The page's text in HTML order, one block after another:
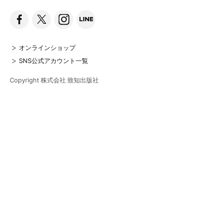
オンラインショップ
SNS公式アカウント一覧
Copyright 株式会社 致知出版社